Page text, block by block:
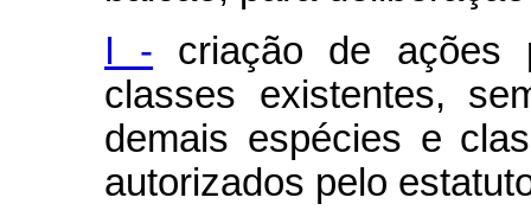
I - criação de ações
classes existentes,
demais espécies e
autorizados pelo